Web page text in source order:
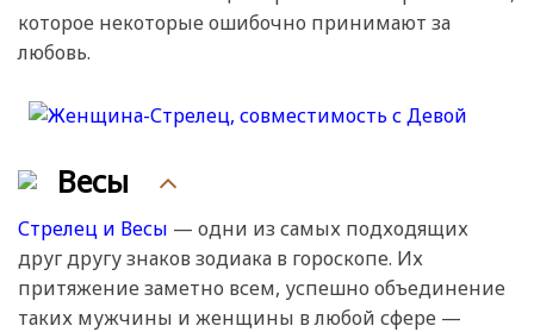
которое некоторые ошибочно принимают за
любовь.
Весы
Стрелец и Весы — одни из самых подходящих
друг другу знаков зодиака в гороскопе. Их
притяжение заметно всем, успешно объединение
таких мужчины и женщины в любой сфере —